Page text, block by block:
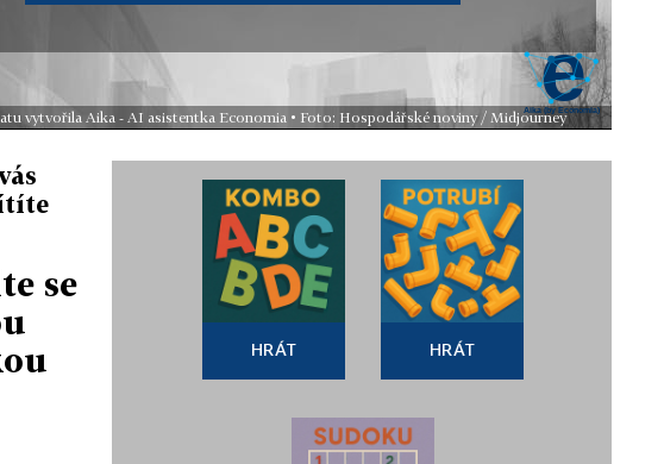
vytvořila Aika - AI asistentka Economia • Foto: Hospodářské noviny / Midjourney
se
HRÁT HRÁT